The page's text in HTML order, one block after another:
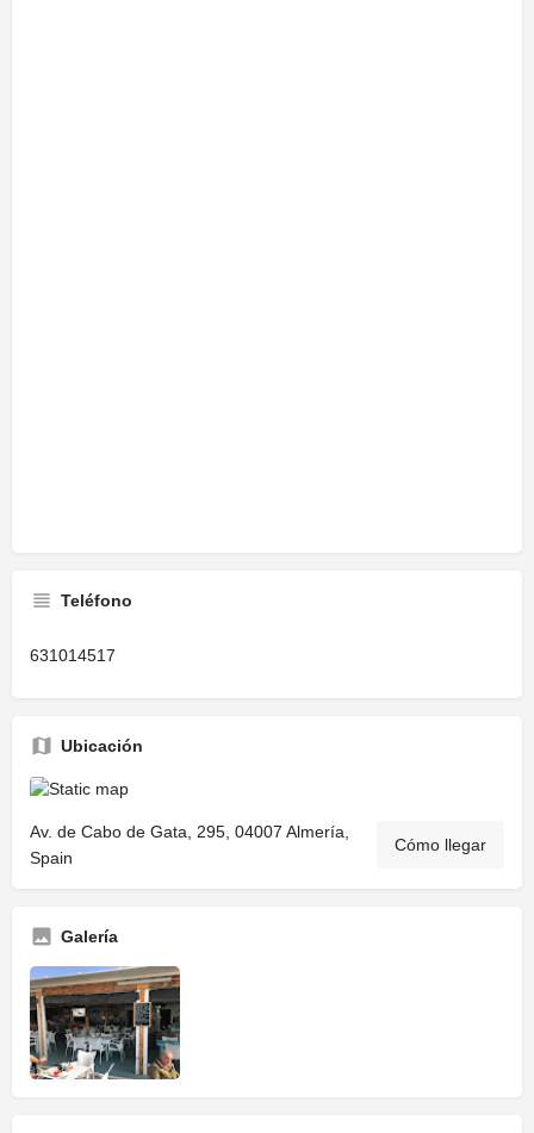
Teléfono
631014517
Ubicación
Av. de Cabo de Gata, 295, 04007 Almería,
Spain
Cómo llegar
Galería